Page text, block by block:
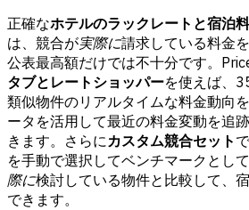
正確なホテルのラックレートと宿泊
は、競合が実際に請求している料金
公表最高額だけでは不十分です。
タブとレートショッパーを使えば、
類似物件のリアルタイムな料金動向
ータを活用して最近の料金変動を追
きます。さらにカスタム競合セット
を手動で選択してベンチマークとし
際に検討している物件と比較して、
できます。